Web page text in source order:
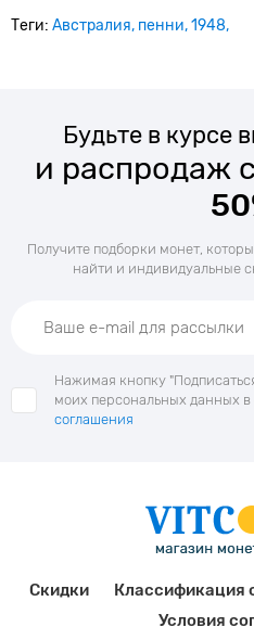
Теги: Австралия пенни 1948
Будьте в курсе
и распродаж
Получите подборки монет,
найти и индивидуальные
Нажимая кнопку
моих персональных данных в
соглашения
Скидки Классификация
Условия